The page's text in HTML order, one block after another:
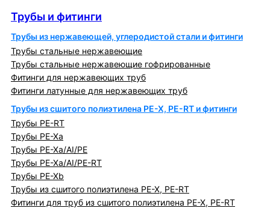
Трубы и фитинги
Трубы из нержавеющей, углеродистой стали и фитинги
Трубы стальные нержавеющие
Трубы стальные нержавеющие гофрированные
Фитинги для нержавеющих труб
Фитинги латунные для нержавеющих труб
Трубы из сшитого полиэтилена PE-X, PE-RT и фитинги
Трубы PE-RT
Трубы PE-Xa
Трубы PE-Xa/AI/PE
Трубы PE-Xa/AI/PE-RT
Трубы PE-Xb
Трубы из сшитого полиэтилена PE-X, PE-RT
Фитинги для труб из сшитого полиэтилена PE-X, PE-RT